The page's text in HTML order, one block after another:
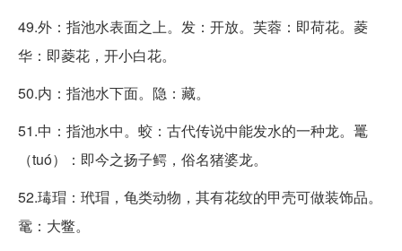
49.外：指池水表面之上。发：开放。芙蓉：即荷花。菱
华：即菱花，开小白花。
50.内：指池水下面。隐：藏。
51.中：指池水中。蛟：古代传说中能发水的一种龙。鼍
（tuó）：即今之扬子鳄，俗名猪婆龙。
52.瑇瑁：玳瑁，龟类动物，其有花纹的甲壳可做装饰品。
鼋：大鳖。